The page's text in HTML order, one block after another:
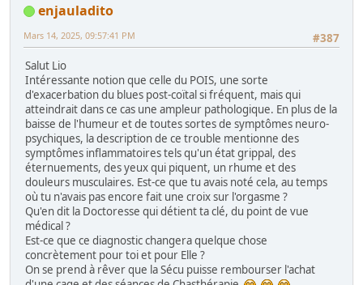
enjauladito
#387
Mars 14, 2025, 09:57:41 PM
Salut Lio
Intéressante notion que celle du POIS, une sorte
d'exacerbation du blues post-coïtal si fréquent, mais qui
atteindrait dans ce cas une ampleur pathologique. En plus de la
baisse de l'humeur et de toutes sortes de symptômes neuro-
psychiques, la description de ce trouble mentionne des
symptômes inflammatoires tels qu'un état grippal, des
éternuements, des yeux qui piquent, un rhume et des
douleurs musculaires. Est-ce que tu avais noté cela, au temps
où tu n'avais pas encore fait une croix sur l'orgasme ?
Qu'en dit la Doctoresse qui détient ta clé, du point de vue
médical ?
Est-ce que ce diagnostic changera quelque chose
concrètement pour toi et pour Elle ?
On se prend à rêver que la Sécu puisse rembourser l'achat